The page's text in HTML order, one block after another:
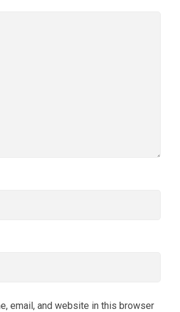
email, and website in this browser